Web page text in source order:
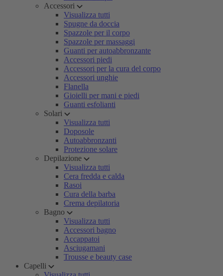
Accessori
Visualizza tutti
Spugne da doccia
Spazzole per il corpo
Spazzole per massaggi
Guanti per autoabbronzante
Accessori piedi
Accessori per la cura del corpo
Accessori unghie
Flanella
Gioielli per mani e piedi
Guanti esfolianti
Solari
Visualizza tutti
Doposole
Autoabbronzanti
Protezione solare
Depilazione
Visualizza tutti
Cera fredda e calda
Rasoi
Cura della barba
Crema depilatoria
Bagno
Visualizza tutti
Accessori bagno
Accappatoi
Asciugamani
Trousse e beauty case
Capelli